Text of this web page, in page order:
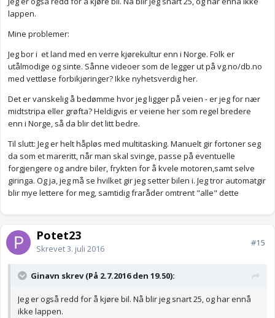
lappen.
Mine problemer:
Jeg bor i et land med en verre kjørekultur enn i Norge. Folk er
utålmodige og sinte. Sånne videoer som de legger ut på vg.no/db.no
med vettløse forbikjøringer? Ikke nyhetsverdig her.
Det er vanskelig å bedømme hvor jeg ligger på veien - er jeg for nær
midtstripa eller grøfta? Heldigvis er veiene her som regel bredere
enn i Norge, så da blir det litt bedre.
Til slutt: Jeg er helt håpløs med multitasking. Manuelt gir fortoner seg
da som et mareritt, når man skal svinge, passe på eventuelle
forgjengere og andre biler, frykten for å kvele motoren,samt selve
giringa. Og ja, jeg må se hvilket gir jeg setter bilen i. Jeg tror automatgir
blir mye lettere for meg, samtidig fraråder omtrent "alle" dette
Potet23
Skrevet3. juli 2016
#15
Ginavn skrev (På 2.7.2016 den 19.50):
Jeg er også redd for å kjøre bil. Nå blir jeg snart 25, og har ennå
ikke lappen.